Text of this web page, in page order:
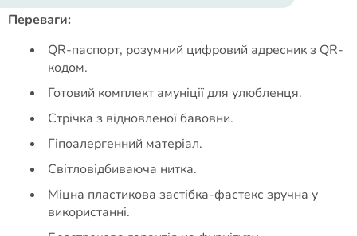
Переваги:
QR-паспорт, розумний цифровий адресник з QR-
кодом.
Готовий комплект амуніції для улюбленця.
Стрічка з відновленої бавовни.
Гіпоалергенний матеріал.
Світловідбиваюча нитка.
Міцна пластикова застібка-фастекс зручна у
використанні.